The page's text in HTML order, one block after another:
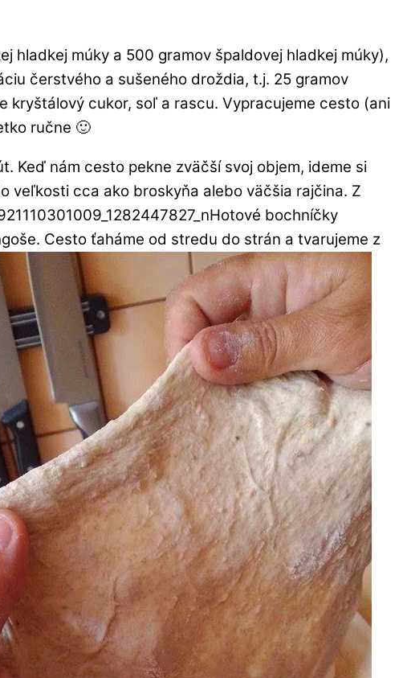
hladkej múky a 500 gramov špaldovej hladkej múky),
čerstvého a sušeného droždia, t.j. 25 gramov
kryštálový cukor, soľ a rascu. Vypracujeme cesto (ani
ručne 🙂
Keď nám cesto pekne zväčší svoj objem, ideme si
veľkosti cca ako broskyňa alebo väčšia rajčina. Z
Hotové bochníčky
Cesto ťaháme od stredu do strán a tvarujeme z